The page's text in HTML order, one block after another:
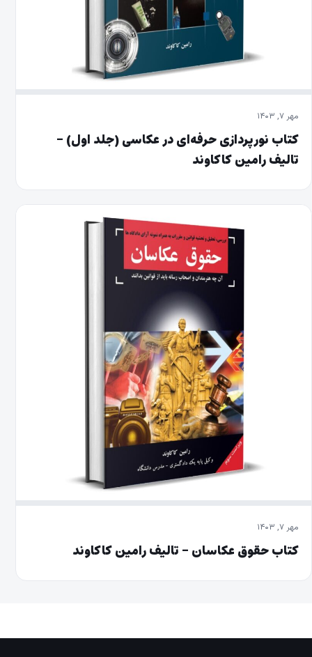
مهر ۷, ۱۴۰۳
کتاب نور‌پردازی حرفه‌ای در عکاسی (جلد اول) –
تالیف رامین کاکاوند
مهر ۷, ۱۴۰۳
کتاب حقوق عکاسان – تالیف رامین کاکاوند